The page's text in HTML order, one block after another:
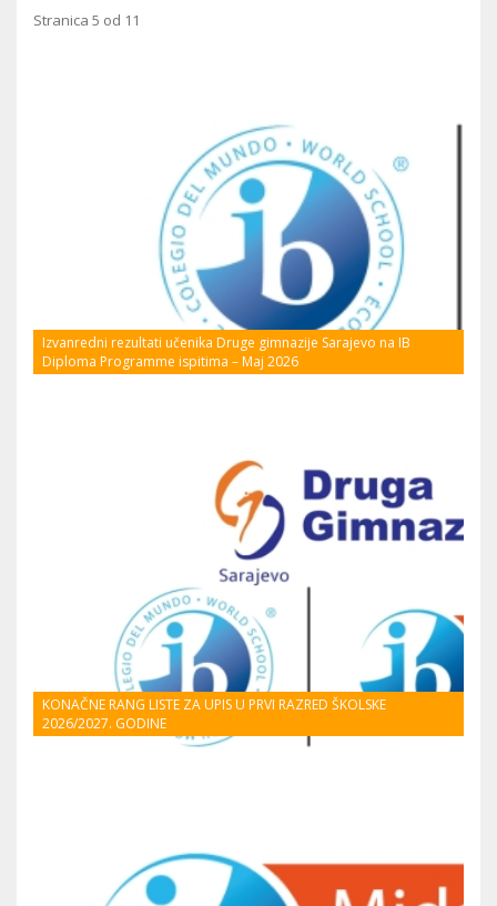
Stranica 5 od 11
Izvanredni rezultati učenika Druge gimnazije Sarajevo na IB
Diploma Programme ispitima – Maj 2026
KONAČNE RANG LISTE ZA UPIS U PRVI RAZRED ŠKOLSKE
2026/2027. GODINE